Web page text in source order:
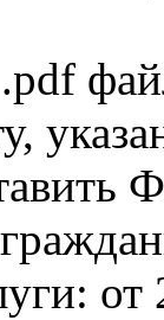
от